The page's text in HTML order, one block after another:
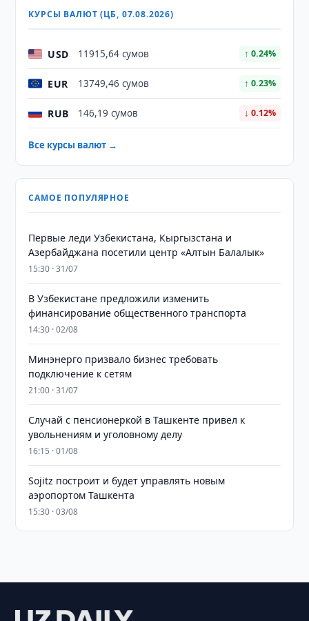
КУРСЫ ВАЛЮТ (ЦБ, 07.08.2026)
USD 11915,64 сумов ↑ 0.24%
EUR 13749,46 сумов ↑ 0.23%
RUB 146,19 сумов ↓ 0.12%
Все курсы валют →
САМОЕ ПОПУЛЯРНОЕ
Первые леди Узбекистана, Кыргызстана и
Азербайджана посетили центр «Алтын Балалык»
15:30 · 31/07
В Узбекистане предложили изменить
финансирование общественного транспорта
14:30 · 02/08
Минэнерго призвало бизнес требовать
подключение к сетям
21:00 · 31/07
Случай с пенсионеркой в Ташкенте привел к
увольнениям и уголовному делу
16:15 · 01/08
Sojitz построит и будет управлять новым
аэропортом Ташкента
15:30 · 03/08